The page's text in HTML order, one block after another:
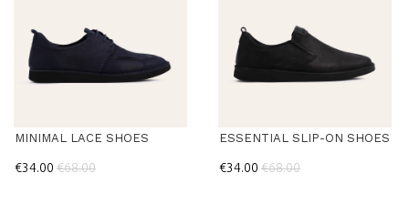
MINIMAL LACE SHOES
€34.00 €68.00
ESSENTIAL SLIP-ON SHOES
€34.00 €68.00